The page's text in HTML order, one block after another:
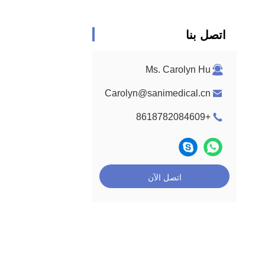
اتصل بنا
Ms. Carolyn Hu
Carolyn@sanimedical.cn
+8618782084609
اتصل الآن